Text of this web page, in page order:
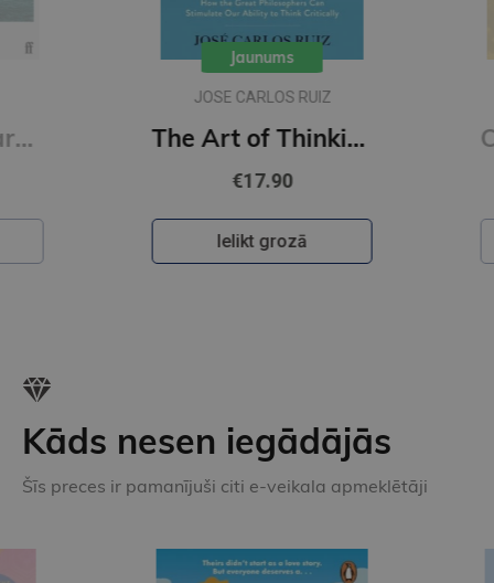
Outcast : In Search of Leprosy, a Misunderstood Disease
Jaunums
JOSE CARLOS RUIZ
The Art of Thinking : How the Great Philosophers Can Stimulate Our Ability to Think Critically
€17.90
Ielikt grozā
Kāds nesen iegādājās
Šīs preces ir pamanījuši citi e-veikala apmeklētāji